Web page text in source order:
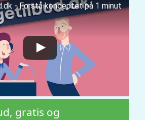
- Forstå konceptet på 1 minut
gratis og